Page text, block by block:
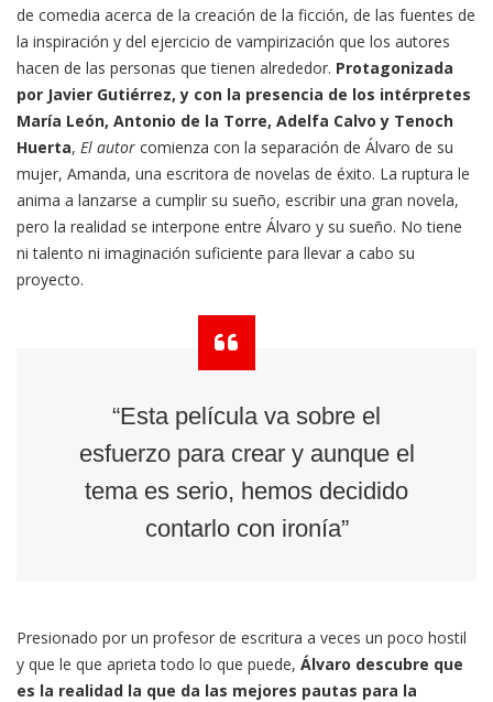
de comedia acerca de la creación de la ficción, de las fuentes de
la inspiración y del ejercicio de vampirización que los autores
hacen de las personas que tienen alrededor. Protagonizada
por Javier Gutiérrez, y con la presencia de los intérpretes
María León, Antonio de la Torre, Adelfa Calvo y Tenoch
Huerta, El autor comienza con la separación de Álvaro de su
mujer, Amanda, una escritora de novelas de éxito. La ruptura le
anima a lanzarse a cumplir su sueño, escribir una gran novela,
pero la realidad se interpone entre Álvaro y su sueño. No tiene
ni talento ni imaginación suficiente para llevar a cabo su
proyecto.
“Esta película va sobre el
esfuerzo para crear y aunque el
tema es serio, hemos decidido
contarlo con ironía”
Presionado por un profesor de escritura a veces un poco hostil
y que le que aprieta todo lo que puede, Álvaro descubre que
es la realidad la que da las mejores pautas para la